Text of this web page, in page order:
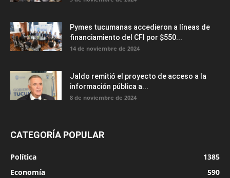
Pymes tucumanas accedieron a líneas de
financiamiento del CFI por $550...
14 de noviembre de 2024
Jaldo remitió el proyecto de acceso a la
información pública a...
8 de noviembre de 2024
CATEGORÍA POPULAR
Política
1385
Economía
590